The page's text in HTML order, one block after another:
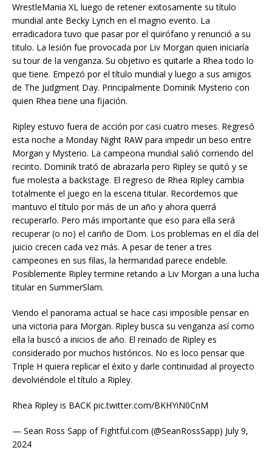
WrestleMania XL luego de retener exitosamente su título
mundial ante Becky Lynch en el magno evento. La
erradicadora tuvo que pasar por el quirófano y renunció a su
titulo. La lesión fue provocada por Liv Morgan quien iniciaría
su tour de la venganza. Su objetivo es quitarle a Rhea todo lo
que tiene. Empezó por el título mundial y luego a sus amigos
de The Judgment Day. Principalmente Dominik Mysterio con
quien Rhea tiene una fijación.
Ripley estuvo fuera de acción por casi cuatro meses. Regresó
esta noche a Monday Night RAW para impedir un beso entre
Morgan y Mysterio. La campeona mundial salió corriendo del
recinto. Dominik trató de abrazarla pero Ripley se quitó y se
fue molesta a backstage. El regreso de Rhea Ripley cambia
totalmente el juego en la escena titular. Recordemos que
mantuvo el título por más de un año y ahora querrá
recuperarlo. Pero más importante que eso para ella será
recuperar (o no) el cariño de Dom. Los problemas en el día del
juicio crecen cada vez más. A pesar de tener a tres
campeones en sus filas, la hermandad parece endeble.
Posiblemente Ripley termine retando a Liv Morgan a una lucha
titular en SummerSlam.
Viendo el panorama actual se hace casi imposible pensar en
una victoria para Morgan. Ripley busca su venganza así como
ella la buscó a inicios de año. El reinado de Ripley es
considerado por muchos históricos. No es loco pensar que
Triple H quiera replicar el éxito y darle continuidad al proyecto
devolviéndole el título a Ripley.
Rhea Ripley is BACK pic.twitter.com/BKHYiN0CnM
— Sean Ross Sapp of Fightful.com (@SeanRossSapp) July 9,
2024